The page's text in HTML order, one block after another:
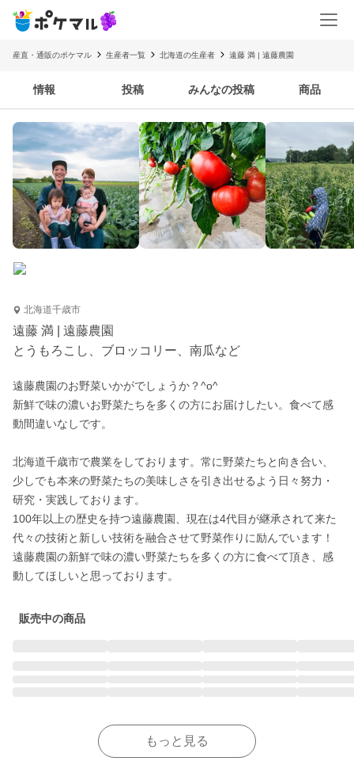
産直・通販のポケマル 生産者一覧 北海道の生産者 遠藤 満 | 遠藤農園
情報 投稿 みんなの投稿 商品
北海道千歳市
遠藤 満 | 遠藤農園
とうもろこし、ブロッコリー、南瓜など
遠藤農園のお野菜いかがでしょうか？^o^
新鮮で味の濃いお野菜たちを多くの方にお届けしたい。食べて感
動間違いなしです。
北海道千歳市で農業をしております。常に野菜たちと向き合い、
少しでも本来の野菜たちの美味しさを引き出せるよう日々努力・
研究・実践しております。
100年以上の歴史を持つ遠藤農園、現在は4代目が継承されて来た
代々の技術と新しい技術を融合させて野菜作りに励んでいます！
遠藤農園の新鮮で味の濃い野菜たちを多くの方に食べて頂き、感
動してほしいと思っております。
販売中の商品
もっと見る